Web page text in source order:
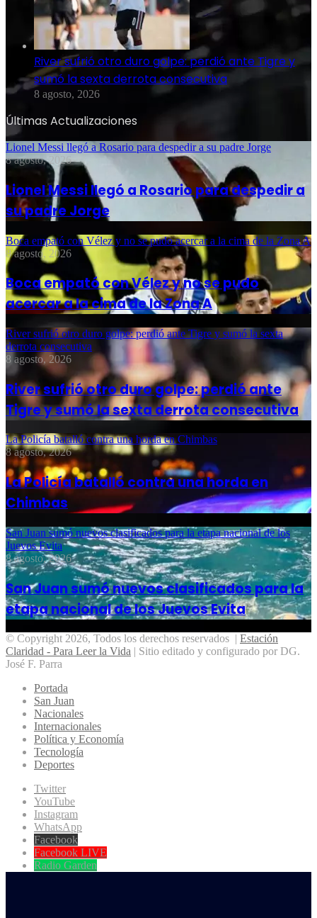
River sufrió otro duro golpe: perdió ante Tigre y
sumó la sexta derrota consecutiva
8 agosto, 2026
Últimas Actualizaciones
Lionel Messi llegó a Rosario para despedir a su padre Jorge
8 agosto, 2026
Lionel Messi llegó a Rosario para despedir a
su padre Jorge
Boca empató con Vélez y no se pudo acercar a la cima de la Zona A
8 agosto, 2026
Boca empató con Vélez y no se pudo
acercar a la cima de la Zona A
River sufrió otro duro golpe: perdió ante Tigre y sumó la sexta
derrota consecutiva
8 agosto, 2026
River sufrió otro duro golpe: perdió ante
Tigre y sumó la sexta derrota consecutiva
La Policía batalló contra una horda en Chimbas
8 agosto, 2026
La Policía batalló contra una horda en
Chimbas
San Juan sumó nuevos clasificados para la etapa nacional de los
Juevos Evita
8 agosto, 2026
San Juan sumó nuevos clasificados para la
etapa nacional de los Juevos Evita
© Copyright 2026, Todos los derechos reservados | Estación
Claridad - Para Leer la Vida | Sitio editado y configurado por DG.
José F. Parra
Portada
San Juan
Nacionales
Internacionales
Política y Economía
Tecnología
Deportes
Twitter
YouTube
Instagram
WhatsApp
Facebook
Facebook LIVE
Radio Garden